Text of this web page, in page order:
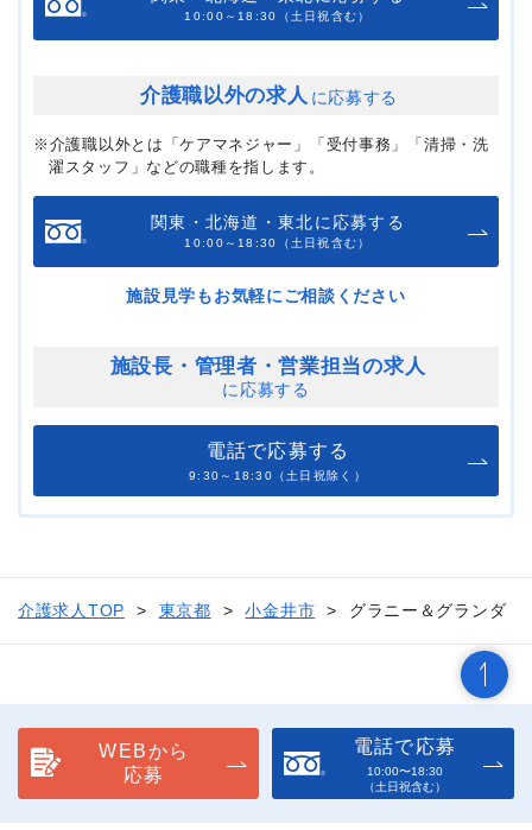
10:00～18:30（土日祝含む）
介護職以外の求人 に応募する
※介護職以外とは「ケアマネジャー」「受付事務」「清掃・洗
濯スタッフ」などの職種を指します。
関東・北海道・東北に応募する
10:00～18:30（土日祝含む）
施設見学もお気軽にご相談ください
施設長・管理者・営業担当の求人
に応募する
電話で応募する
9:30～18:30（土日祝除く）
介護求人TOP 東京都 小金井市 グラニー＆グランダ
WEBから
応募
電話で応募
10:00〜18:30
（土日祝含む）